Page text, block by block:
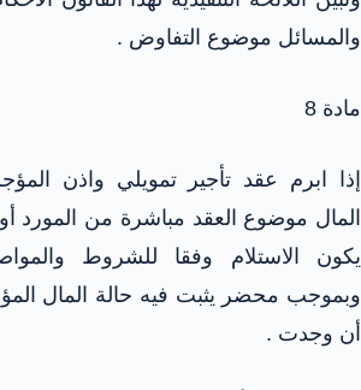
والمسائل موضوع التفاوض .
مادة 8
إذا ابرم عقد تأجير تمويلي واذن
المال موضوع العقد مباشرة من المورد
يكون الاستلام وفقا للشروط
وبموجب محضر يثبت فيه حالة المال
أن وجدت .